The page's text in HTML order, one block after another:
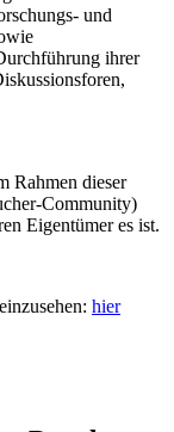
und
ihrer
Rahmen dieser
Community)
Eigentümer es ist.
hier